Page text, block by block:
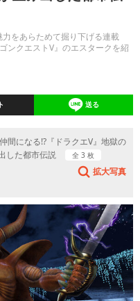
をあらためて掘り下げる連載
ンクエストV』のエスタークを紹
送る
間になる!?『ドラクエV』地獄の
した都市伝説
全 3 枚
拡大写真